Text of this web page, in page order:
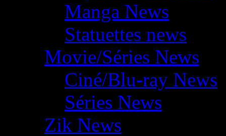
Manga News
Statuettes news
Movie/Séries News
Ciné/Blu-ray News
Séries News
Zik News